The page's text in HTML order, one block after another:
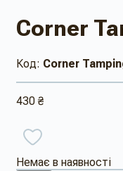
Corner
Код: Corner
430 ₴
Немає в наявності